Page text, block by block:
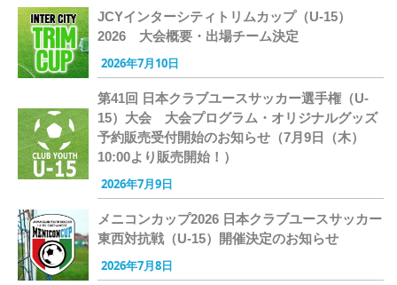
JCYインターシティトリムカップ（U-15）
2026 大会概要・出場チーム決定
2026年7月10日
第41回 日本クラブユースサッカー選手権（U-
15）大会 大会プログラム・オリジナルグッズ
予約販売受付開始のお知らせ（7月9日（木）
10:00より販売開始！）
2026年7月9日
メニコンカップ2026 日本クラブユースサッカー
東西対抗戦（U-15）開催決定のお知らせ
2026年7月8日